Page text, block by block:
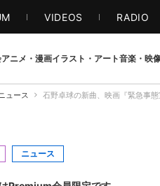
VIDEOS RADIO
アニメ・漫画イラスト・アート音楽・映
ュース 石野卓球の新曲、映画『緊急事
ニュース